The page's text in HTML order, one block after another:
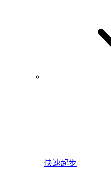
快速起步